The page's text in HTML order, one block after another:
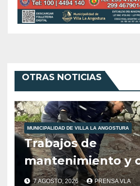
OTRAS NOTICIAS
MUNICIPALIDAD DE VILLA LA ANGOSTURA
Trabajos de
mantenimiento y
ciudadanos en el
7 AGOSTO, 2026 PRENSA VLA